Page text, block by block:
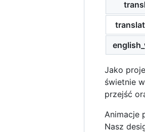
Jako
świetnie
przejść
Animacje
Nasz